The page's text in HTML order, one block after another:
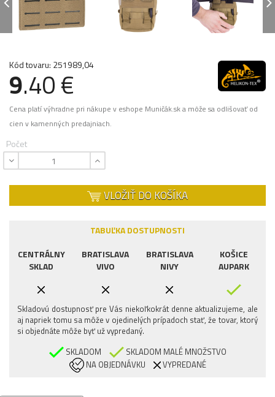
Kód tovaru: 251989,04
9.40 €
Cena platí výhradne pri nákupe v eshope Muničák.sk a môže sa odlišovať od
cien v kamenných predajniach.
Počet
VLOŽIŤ DO KOŠÍKA
TABUĽKA DOSTUPNOSTI
CENTRÁLNY
SKLAD
BRATISLAVA
VIVO
BRATISLAVA
NIVY
KOŠICE
AUPARK
Skladovú dostupnosť pre Vás niekoľkokrát denne aktualizujeme, ale
aj napriek tomu sa môže v ojedinelých prípadoch stať, že tovar, ktorý
si objednáte môže byť už vypredaný.
SKLADOM
SKLADOM MALÉ MNOŽSTVO
NA OBJEDNÁVKU
VYPREDANÉ